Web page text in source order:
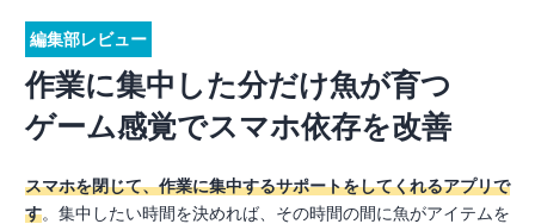
編集部レビュー
作業に集中した分だけ魚が育つ
ゲーム感覚でスマホ依存を改善
スマホを閉じて、作業に集中するサポートをしてくれるアプリで
す。集中したい時間を決めれば、その時間の間に魚がアイテムを